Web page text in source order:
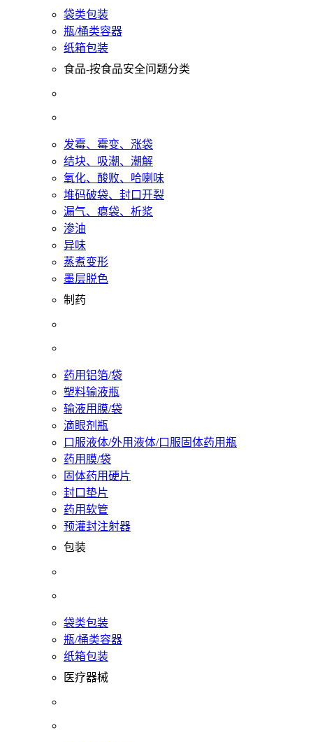
袋类包装
瓶/桶类容器
纸箱包装
食品-按食品安全问题分类
发霉、霉变、涨袋
结块、吸潮、潮解
氧化、酸败、哈喇味
堆码破袋、封口开裂
漏气、瘪袋、析浆
渗油
异味
蒸煮变形
墨层脱色
制药
药用铝箔/袋
塑料输液瓶
输液用膜/袋
滴眼剂瓶
口服液体/外用液体/口服固体药用瓶
药用膜/袋
固体药用硬片
封口垫片
药用软管
预灌封注射器
包装
袋类包装
瓶/桶类容器
纸箱包装
医疗器械